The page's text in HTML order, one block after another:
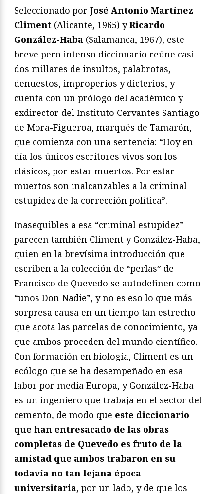
Seleccionado por José Antonio Martínez
Climent (Alicante, 1965) yRicardo
González-Haba (Salamanca, 1967), este
breve pero intenso diccionario reúne casi
dos millares de insultos, palabrotas,
denuestos, improperios y dicterios, y
cuenta con un prólogo del académico y
exdirector del Instituto Cervantes Santiago
de Mora-Figueroa, marqués de Tamarón,
que comienza con una sentencia: “Hoy en
día los únicos escritores vivos son los
clásicos, por estar muertos. Por estar
muertos son inalcanzables a la criminal
estupidez de la corrección política”.
Inasequibles a esa “criminal estupidez”
parecen también Climent y González-Haba,
quien en la brevísima introducción que
escriben a la colección de “perlas” de
Francisco de Quevedo se autodefinen como
“unos Don Nadie”, y no es eso lo que más
sorpresa causa en un tiempo tan estrecho
que acota las parcelas de conocimiento, ya
que ambos proceden del mundo científico.
Con formación en biología, Climent es un
ecólogo que se ha desempeñado en esa
labor por media Europa, y González-Haba
es un ingeniero que trabaja en el sector del
cemento, de modo que este diccionario
que han entresacado de las obras
completas de Quevedo es fruto de la
amistad que ambos trabaron en su
todavía no tan lejana época
universitaria, por un lado, y de que los